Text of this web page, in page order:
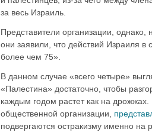
за весь Израиль.
Представители организации, однако,
они заявили, что действий Израиля в
более чем 75».
В данном случае «всего четыре»
«Палестина» достаточно, чтобы
каждым годом растет как на
общественной организации,
подвергаются остракизму именно на